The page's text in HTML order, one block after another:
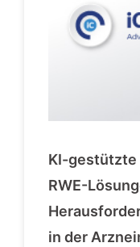
KI-gestützte
RWE-
in der